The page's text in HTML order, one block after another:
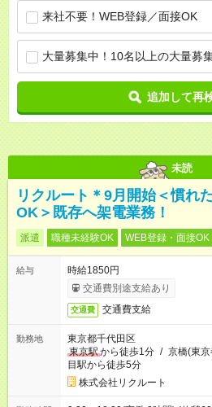
来社不要！WEB登録／面接OK
大量募集中！10名以上の大量募
追加して再
未読
リクルート＊9月開始＜慣れ
OK＞既存へ架電業務！
派遣 職種未経験OK WEB登録・面接OK
給与
時給1850円
交通費別途支給あり
交通費 交通費支給
勤務地
東京都千代田区
東京駅から徒歩1分 / 京橋(東
目駅から徒歩5分
株式会社リクルート